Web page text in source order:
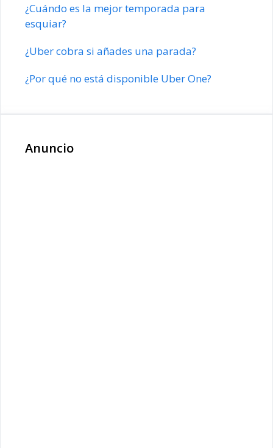
¿Cuándo es la mejor temporada para
esquiar?
¿Uber cobra si añades una parada?
¿Por qué no está disponible Uber One?
Anuncio